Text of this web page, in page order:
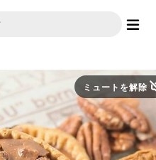
ミュートを解除